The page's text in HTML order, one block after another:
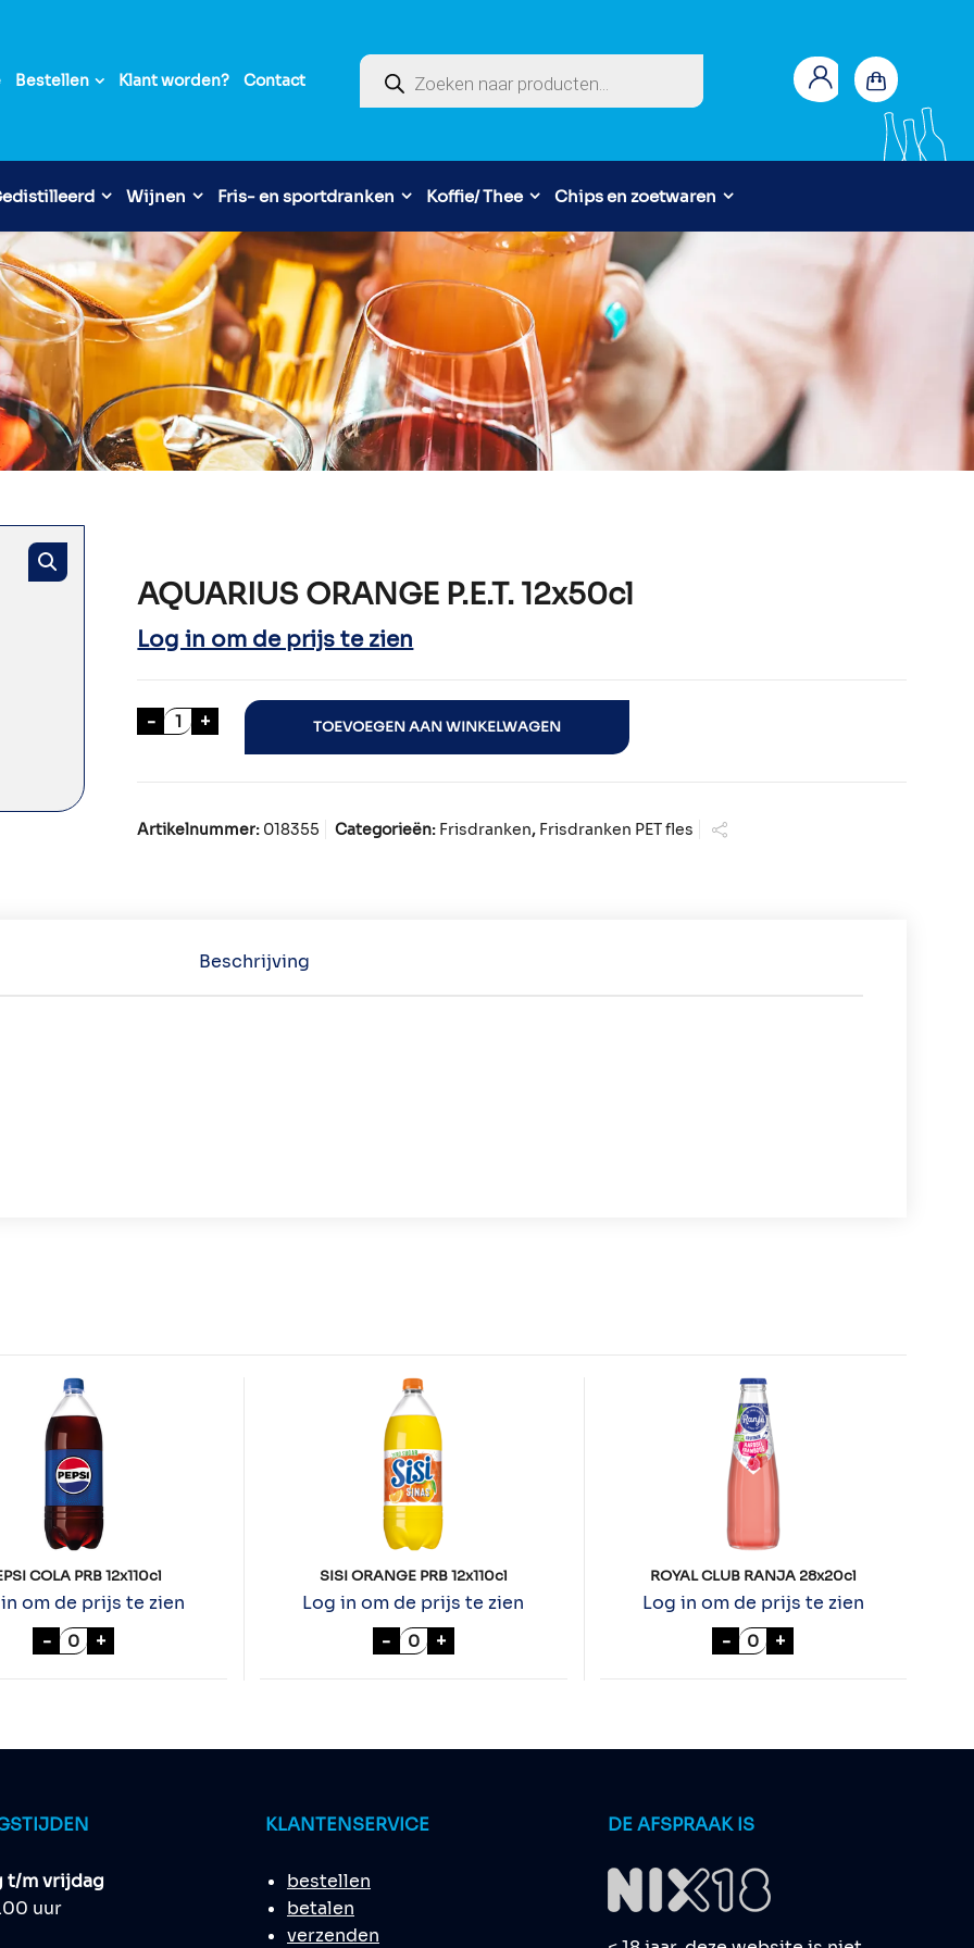
Bestellen Klant worden? Contact
Producten zoeken
Wijnen Fris- en sportdranken Koffie/ Thee Chips en zoetwaren
AQUARIUS ORANGE P.E.T. 12x50cl
Log in om de prijs te zien
- AQUARIUS ORANGE P.E.T. 12x50cl aantal
+ TOEVOEGEN AAN WINKELWAGEN
Artikelnummer: 018355 Categorieën: Frisdranken, Frisdranken PET fles
Beschrijving
aantal
COLA PRB 12x110cl
om de prijs te zien
- PEPSI COLA PRB 12x110cl aantal
+
SISI ORANGE PRB 12x110cl
Log in om de prijs te zien
- SISI ORANGE PRB 12x110cl aantal
+
ROYAL CLUB RANJA 28x20cl
Log in om de prijs te zien
- ROYAL CLUB RANJA
+
t/m vrijdag
uur
KLANTENSERVICE
bestellen
betalen
verzenden
DE AFSPRAAK IS